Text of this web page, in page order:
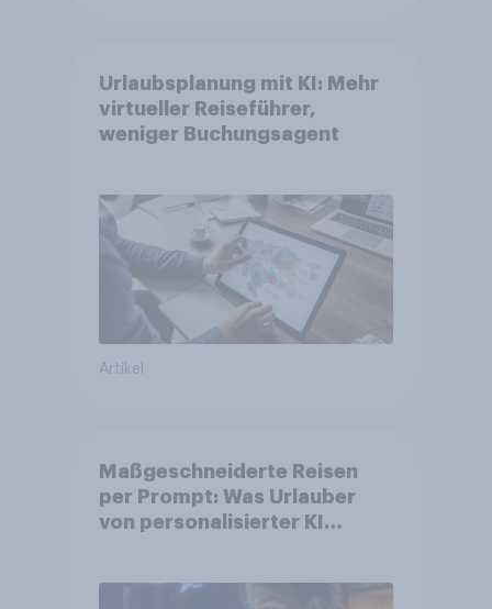
Urlaubsplanung mit KI: Mehr
virtueller Reiseführer,
weniger Buchungsagent
Artikel
Maßgeschneiderte Reisen
per Prompt: Was Urlauber
von personalisierter KI
bereits genutzt werden